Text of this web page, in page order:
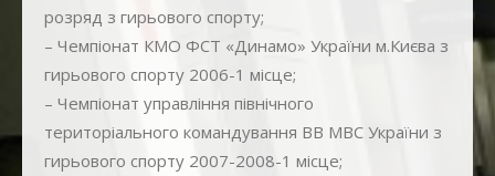
розряд з гирьового спорту;
– Чемпіонат КМО ФСТ «Динамо» України м.Києва з
гирьового спорту 2006-1 місце;
– Чемпіонат управління північного
територіального командування ВВ МВС України з
гирьового спорту 2007-2008-1 місце;